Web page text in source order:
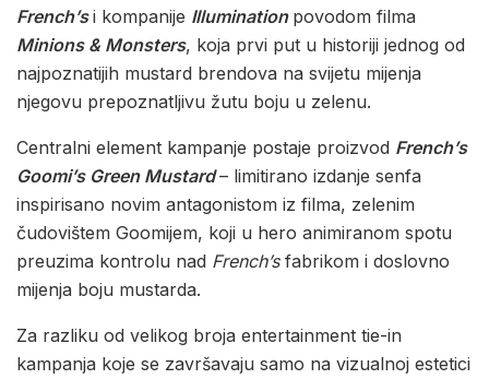
French’si kompanije Illumination povodom filma
Minions & Monsters, koja prvi put u historiji jednog od
najpoznatijih mustard brendova na svijetu mijenja
njegovu prepoznatljivu žutu boju u zelenu.
Centralni element kampanje postaje proizvod French’s
Goomi’s Green Mustard– limitirano izdanje senfa
inspirisano novim antagonistom iz filma, zelenim
čudovištem Goomijem, koji u hero animiranom spotu
preuzima kontrolu nad French’s fabrikom i doslovno
mijenja boju mustarda.
Za razliku od velikog broja entertainment tie-in
kampanja koje se završavaju samo na vizualnoj estetici